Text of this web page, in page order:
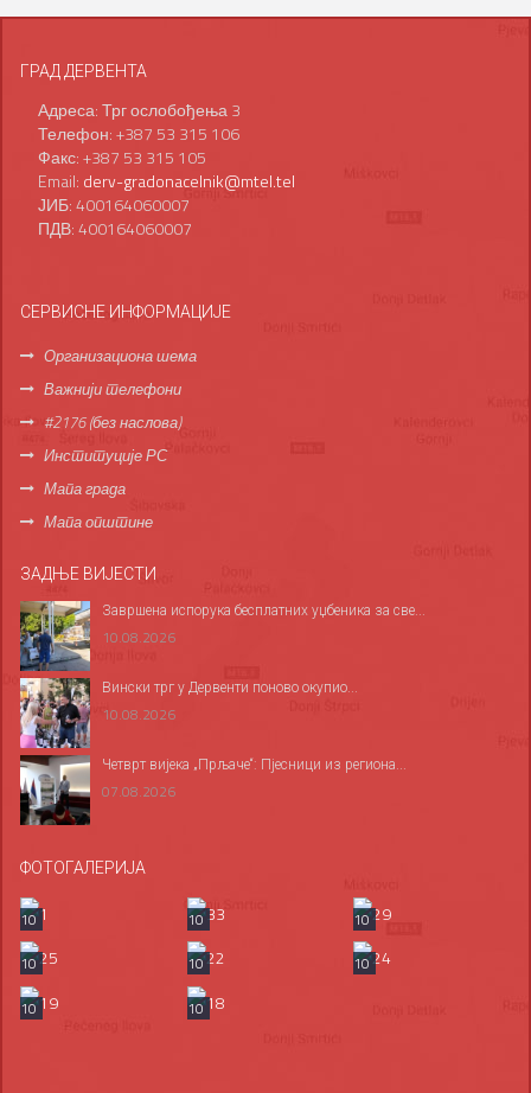
ГРАД ДЕРВЕНТА
Адреса: Трг ослобођења 3
Телефон: +387 53 315 106
Факс: +387 53 315 105
Email: derv-gradonacelnik@mtel.tel
ЈИБ: 400164060007
ПДВ: 400164060007
СЕРВИСНЕ ИНФОРМАЦИЈЕ
Организациона шема
Важнији телефони
#2176 (без наслова)
Институције РС
Мапа града
Мапа општине
ЗАДЊЕ ВИЈЕСТИ
Завршена испорука бесплатних уџбеника за све...
10.08.2026
Вински трг у Дервенти поново окупио...
10.08.2026
Четврт вијека „Прљаче“: Пјесници из региона...
07.08.2026
ФОТОГАЛЕРИЈА
10 10
10
10
10
10
10
10